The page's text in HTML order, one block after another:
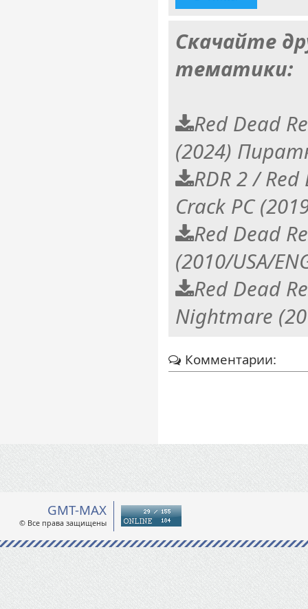
Скачайте
тематики:
Red Dead
(2024)
RDR 2 /
Crack PC
Red Dead
(2010/USA/
Red Dead
Nightmare
Комментарии:
GMT-MAX
© Все права защищены